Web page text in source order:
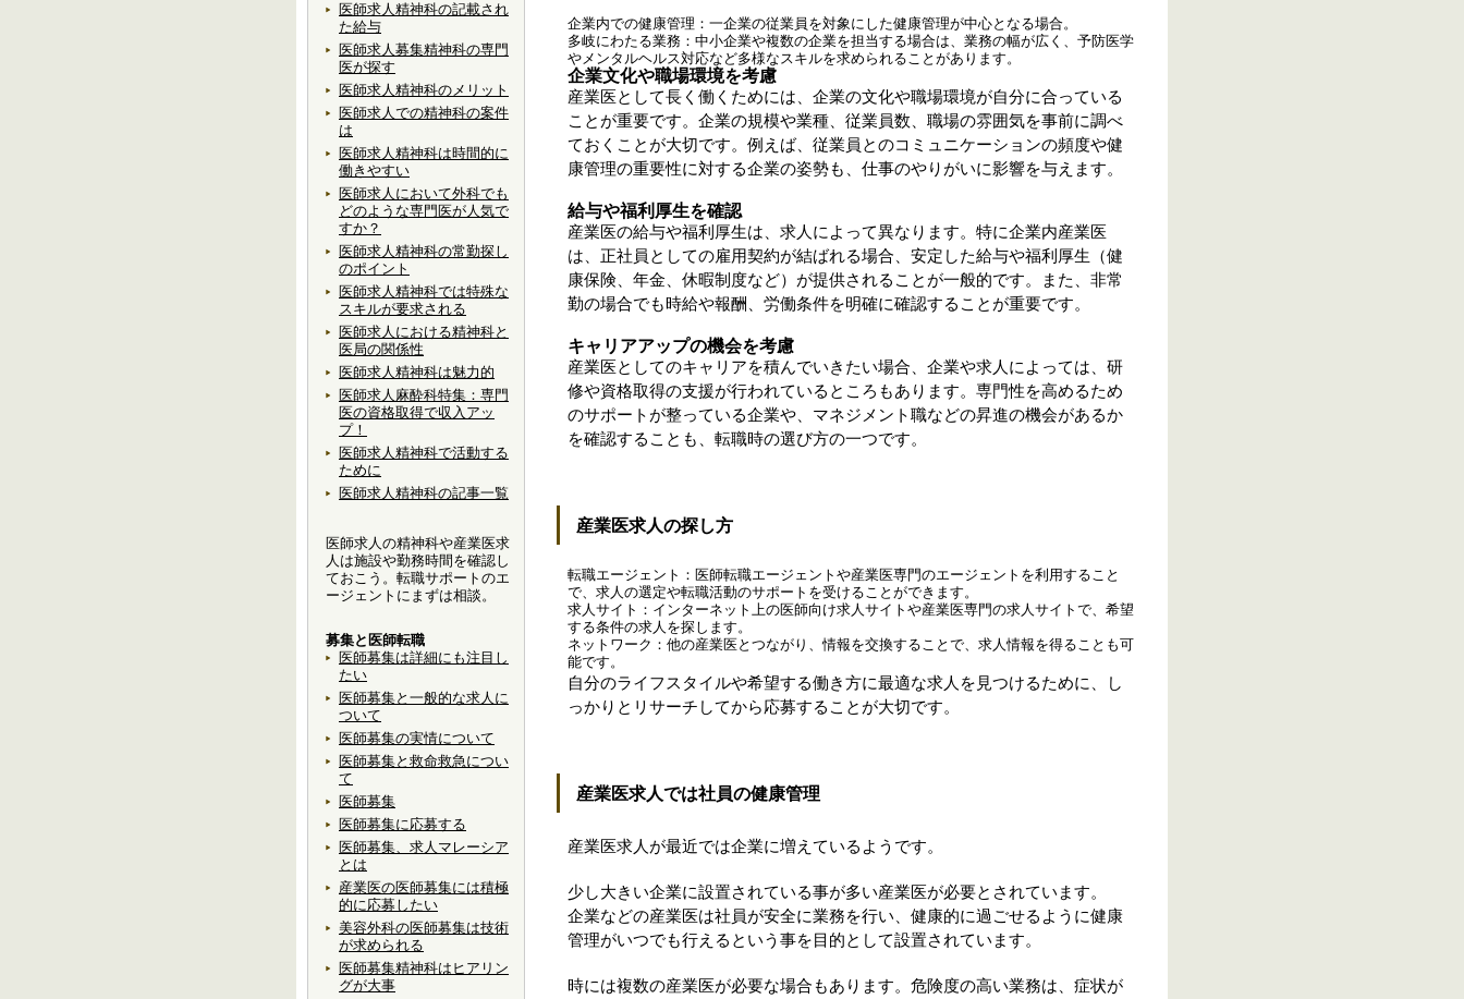
医師求人精神科の記載され
た給与
医師求人募集精神科の専門
医が探す
医師求人精神科のメリット
医師求人での精神科の案件
は
医師求人精神科は時間的に
働きやすい
医師求人において外科でも
どのような専門医が人気で
すか？
医師求人精神科の常勤探し
のポイント
医師求人精神科では特殊な
スキルが要求される
医師求人における精神科と
医局の関係性
医師求人精神科は魅力的
医師求人麻酔科特集：専門
医の資格取得で収入アッ
プ！
医師求人精神科で活動する
ために
医師求人精神科の記事一覧
医師求人の精神科や産業医求
人は施設や勤務時間を確認し
ておこう。転職サポートのエ
ージェントにまずは相談。
募集と医師転職
医師募集は詳細にも注目し
たい
医師募集と一般的な求人に
ついて
医師募集の実情について
医師募集と救命救急につい
て
医師募集
医師募集に応募する
医師募集、求人マレーシア
とは
産業医の医師募集には積極
的に応募したい
美容外科の医師募集は技術
が求められる
医師募集精神科はヒアリン
グが大事
企業内での健康管理：一企業の従業員を対象にした健康管理が中心となる場合。
多岐にわたる業務：中小企業や複数の企業を担当する場合は、業務の幅が広く、予防医学
やメンタルヘルス対応など多様なスキルを求められることがあります。
企業文化や職場環境を考慮
産業医として長く働くためには、企業の文化や職場環境が自分に合っている
ことが重要です。企業の規模や業種、従業員数、職場の雰囲気を事前に調べ
ておくことが大切です。例えば、従業員とのコミュニケーションの頻度や健
康管理の重要性に対する企業の姿勢も、仕事のやりがいに影響を与えます。
給与や福利厚生を確認
産業医の給与や福利厚生は、求人によって異なります。特に企業内産業医
は、正社員としての雇用契約が結ばれる場合、安定した給与や福利厚生（健
康保険、年金、休暇制度など）が提供されることが一般的です。また、非常
勤の場合でも時給や報酬、労働条件を明確に確認することが重要です。
キャリアアップの機会を考慮
産業医としてのキャリアを積んでいきたい場合、企業や求人によっては、研
修や資格取得の支援が行われているところもあります。専門性を高めるため
のサポートが整っている企業や、マネジメント職などの昇進の機会があるか
を確認することも、転職時の選び方の一つです。
産業医求人の探し方
転職エージェント：医師転職エージェントや産業医専門のエージェントを利用すること
で、求人の選定や転職活動のサポートを受けることができます。
求人サイト：インターネット上の医師向け求人サイトや産業医専門の求人サイトで、希望
する条件の求人を探します。
ネットワーク：他の産業医とつながり、情報を交換することで、求人情報を得ることも可
能です。
自分のライフスタイルや希望する働き方に最適な求人を見つけるために、し
っかりとリサーチしてから応募することが大切です。
産業医求人では社員の健康管理
産業医求人が最近では企業に増えているようです。
少し大きい企業に設置されている事が多い産業医が必要とされています。
企業などの産業医は社員が安全に業務を行い、健康的に過ごせるように健康
管理がいつでも行えるという事を目的として設置されています。
時には複数の産業医が必要な場合もあります。危険度の高い業務は、症状が